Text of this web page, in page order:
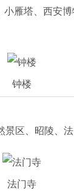
雁塔、西安
钟楼
景区、昭陵
法门寺